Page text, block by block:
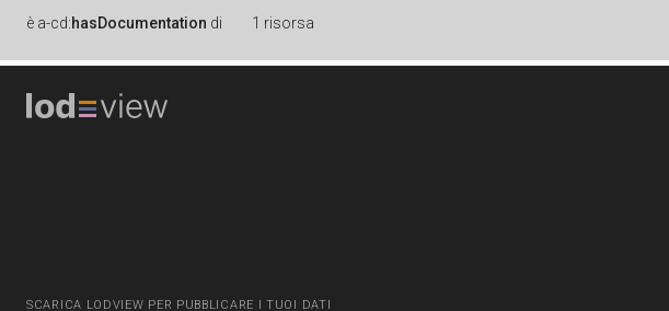
è a-cd:hasDocumentation di 1 risorsa
SCARICA LODVIEW PER PUBBLICARE I TUOI DATI